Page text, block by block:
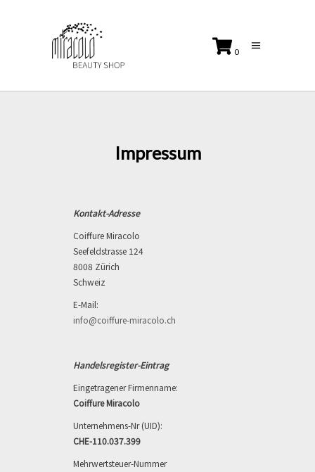
0
Impressum
Kontakt-Adresse
Coiffure Miracolo
Seefeldstrasse 124
8008 Zürich
Schweiz
E-Mail:
info@coiffure-miracolo.ch
Handelsregister-Eintrag
Eingetragener Firmenname:
Coiffure Miracolo
Unternehmens-Nr (UID):
CHE-110.037.399
Mehrwertsteuer-Nummer